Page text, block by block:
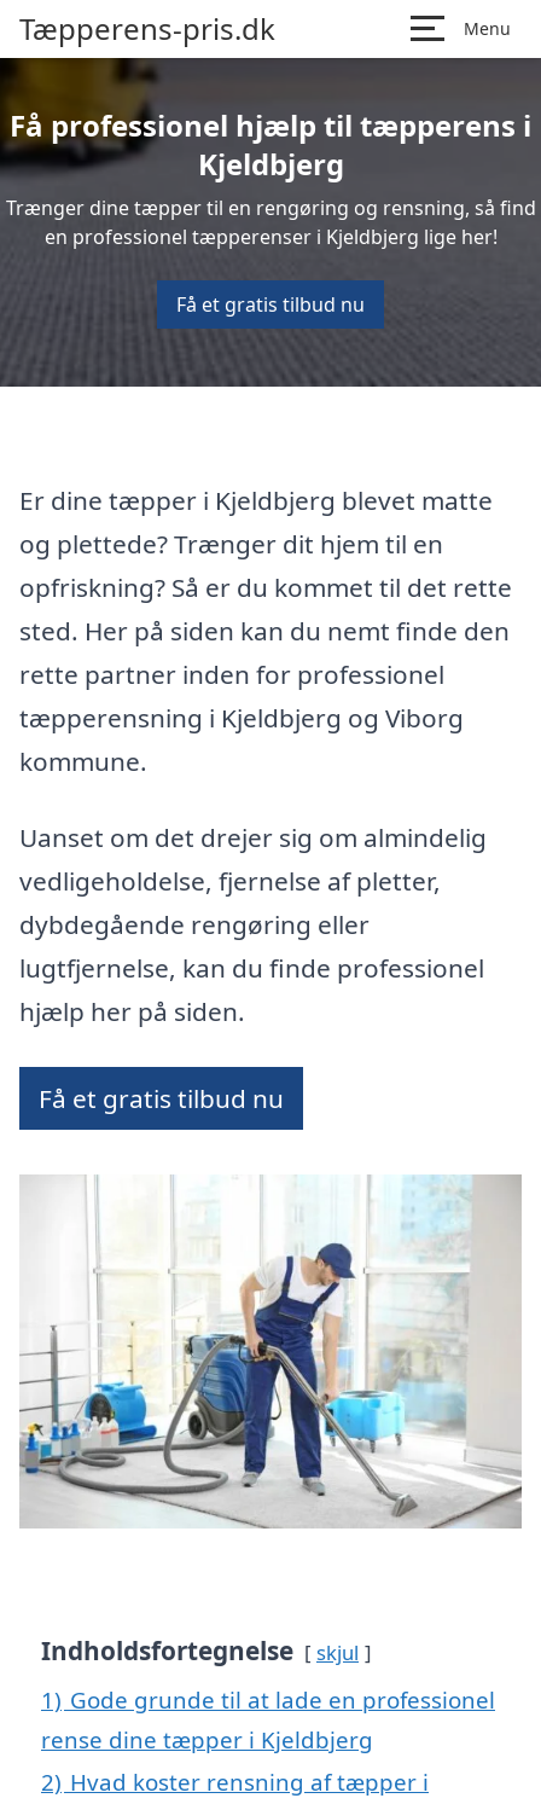
Tæpperens-pris.dk Menu
Få professionel hjælp til tæpperens i
Kjeldbjerg
Trænger dine tæpper til en rengøring og rensning, så find
en professionel tæpperenser i Kjeldbjerg lige her!
Få et gratis tilbud nu
Er dine tæpper i Kjeldbjerg blevet matte
og plettede? Trænger dit hjem til en
opfriskning? Så er du kommet til det rette
sted. Her på siden kan du nemt finde den
rette partner inden for professionel
tæpperensning i Kjeldbjerg og Viborg
kommune.
Uanset om det drejer sig om almindelig
vedligeholdelse, fjernelse af pletter,
dybdegående rengøring eller
lugtfjernelse, kan du finde professionel
hjælp her på siden.
Få et gratis tilbud nu
Indholdsfortegnelse skjul
1) Gode grunde til at lade en professionel
rense dine tæpper i Kjeldbjerg
2) Hvad koster rensning af tæpper i